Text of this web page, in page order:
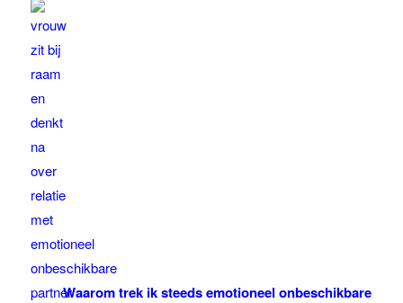
Waarom trek ik steeds emotioneel onbeschikbare